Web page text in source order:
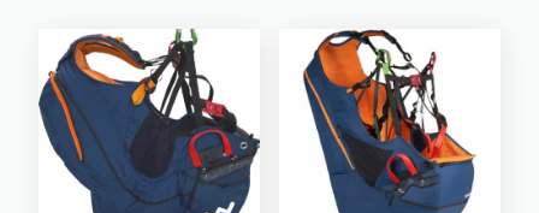
était :
1089,00 €.925,00